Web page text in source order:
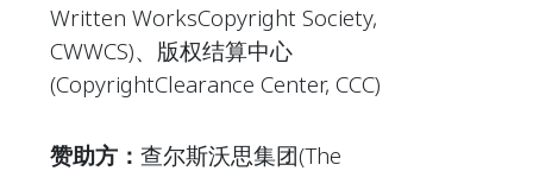
Written WorksCopyright Society,
CWWCS)、版权结算中心
(CopyrightClearance Center, CCC)
赞助方： 查尔斯沃思集团(The